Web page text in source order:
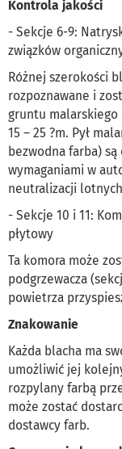
Kontrola jakości
- Sekcje 6-9:
związków
Różnej szerokości
rozpoznawane i
gruntu malarskiego
15 – 25 ?m. Pył
bezwodna farba)
wymaganiami w
neutralizacji
- Sekcje 10 i 11:
płytowy
Ta komora może
podgrzewacza
powietrza
Znakowanie
Każda blacha ma
umożliwić jej
rozpylany farbą
może zostać
dostawcy farb.